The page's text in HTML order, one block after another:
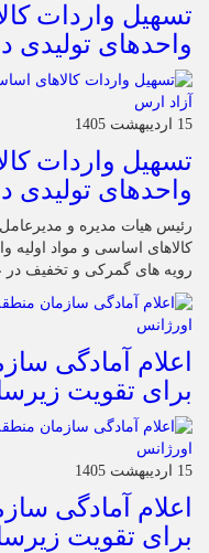
تسهیل واردات
واحدهای تولیدی
15 اردیبهشت 1405
تسهیل واردات
واحدهای تولیدی
رئیس هیات مدیره و
کالاهای اساسی و مواد اولیه
رویه های گمرکی و تخفیف در
اعلام آمادگی
برای تقویت
15 اردیبهشت 1405
اعلام آمادگی
برای تقویت